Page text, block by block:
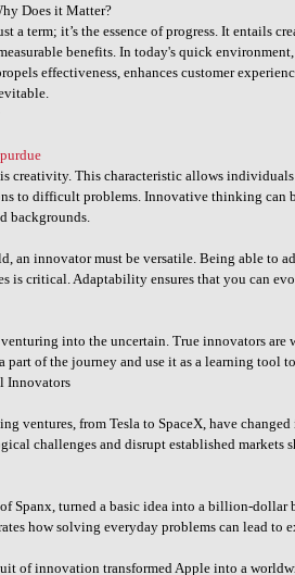
Does it Matter?
a term; it’s the essence of progress. It entails
benefits. In today's quick
effectiveness, enhances customer
creativity. This characteristic allows
to difficult problems. Innovative thinking can
backgrounds.
an innovator must be versatile. Being able to
is critical. Adaptability ensures that you can
into the uncertain. True innovators
part of the journey and use it as a learning tool
Innovators
ventures, from Tesla to SpaceX, have changed
challenges and disrupt established markets
Spanx, turned a basic idea into a billion-dollar
how solving everyday problems can lead to
of innovation transformed Apple into a